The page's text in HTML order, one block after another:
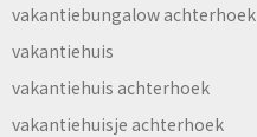
vakantiebungalow achterhoek
vakantiehuis
vakantiehuis achterhoek
vakantiehuisje achterhoek